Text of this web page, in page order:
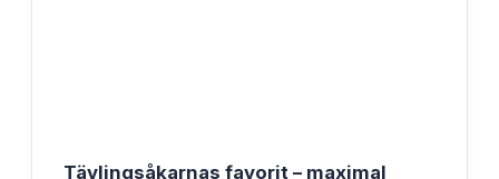
Tävlingsåkarnas favorit – maximal